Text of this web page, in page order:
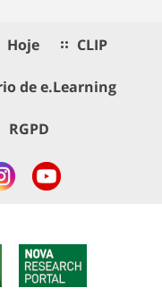
Hoje CLIP
de e.Learning
RGPD